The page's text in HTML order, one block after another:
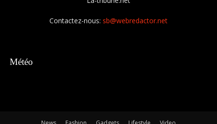
Contactez-nous: sb@webredactor.net
Météo